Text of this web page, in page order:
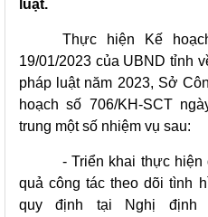
luật.
Thực hiện Kế
19/01/2023 của UBND tỉnh
pháp luật năm 2023, Sở
hoạch số 706/KH-SCT
trung một số nhiệm vụ sau:
- Triển khai thực hiện
quả công tác theo dõi tình
quy định tại Nghị định